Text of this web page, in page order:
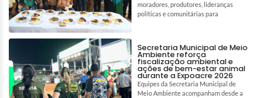
moradores, produtores, lideranças
políticas e comunitárias para
Secretaria Municipal de Meio
Ambiente reforça
fiscalização ambiental e
ações de bem-estar animal
durante a Expoacre 2026
Equipes da Secretaria Municipal de
Meio Ambiente acompanham desde a